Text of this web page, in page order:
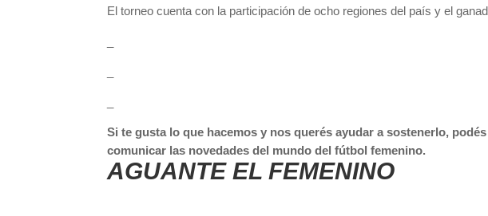
El torneo cuenta con la participación de ocho regiones del país y el
Si te gusta lo que hacemos y nos querés ayudar a sostenerlo,
comunicar las novedades del mundo del fútbol femenino.
AGUANTE EL FEMENINO